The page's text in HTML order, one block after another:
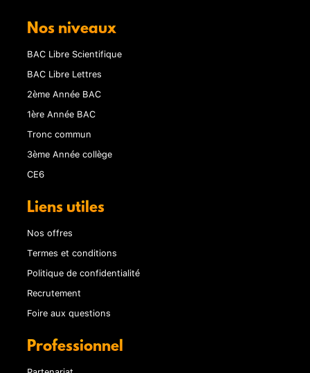
Nos niveaux
BAC Libre Scientifique
BAC Libre Lettres
2ème Année BAC
1ère Année BAC
Tronc commun
3ème Année collège
CE6
Liens utiles
Nos offres
Termes et conditions
Politique de confidentialité
Recrutement
Foire aux questions
Professionnel